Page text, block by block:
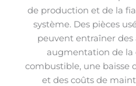
de production et de la
système. Des pièces
peuvent entraîner
augmentation de
combustible, une baisse
et des coûts de